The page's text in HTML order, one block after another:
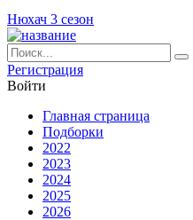
Нюхач 3 сезон
Ре­ги­ст­ра­ция
Вой­ти
Глав­ная стра­ни­ца
Подборки
2022
2023
2024
2025
2026